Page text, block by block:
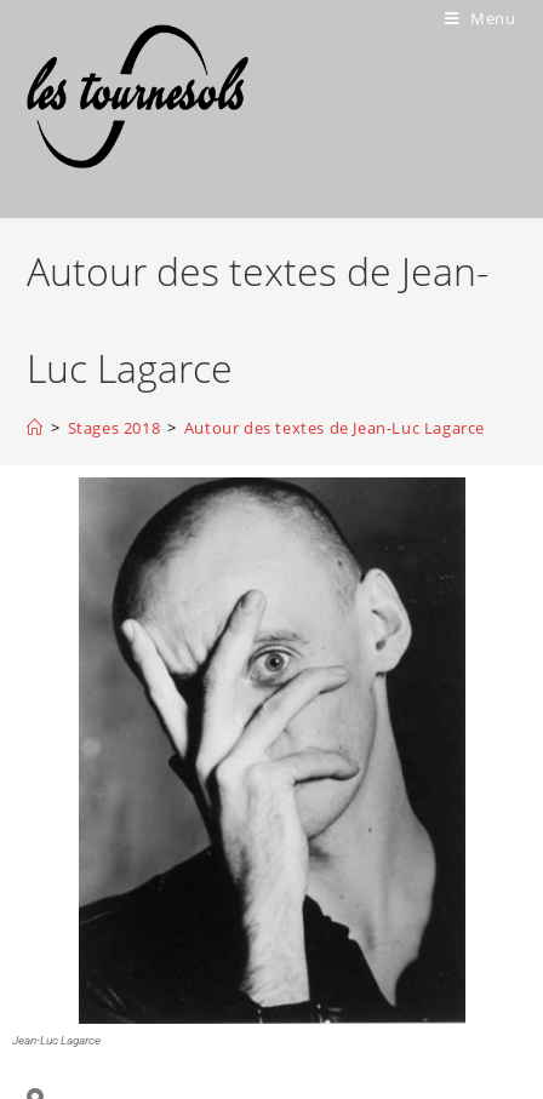
Menu
Autour des textes de Jean-
Luc Lagarce
> Stages 2018 > Autour des textes de Jean-Luc Lagarce
Jean-Luc Lagarce